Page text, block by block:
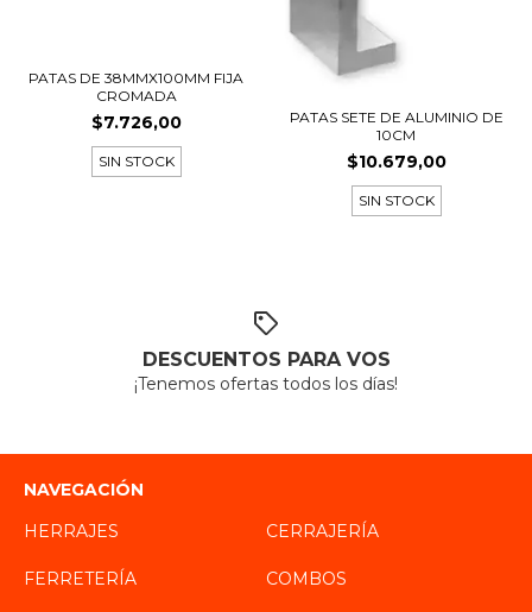
PATAS DE 38MMX100MM FIJA
CROMADA
$7.726,00
SIN STOCK
PATAS SETE DE ALUMINIO DE
10CM
$10.679,00
SIN STOCK
DESCUENTOS PARA VOS
¡Tenemos ofertas todos los días!
NAVEGACIÓN
HERRAJES
CERRAJERÍA
FERRETERÍA COMBOS